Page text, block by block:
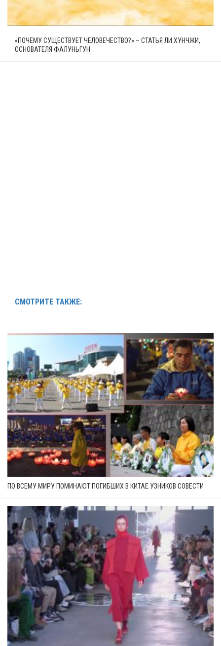
«ПОЧЕМУ СУЩЕСТВУЕТ ЧЕЛОВЕЧЕСТВО?» – СТАТЬЯ ЛИ ХУНЧЖИ,
ОСНОВАТЕЛЯ ФАЛУНЬГУН
СМОТРИТЕ ТАКЖЕ:
ПО ВСЕМУ МИРУ ПОМИНАЮТ ПОГИБШИХ В КИТАЕ УЗНИКОВ СОВЕСТИ